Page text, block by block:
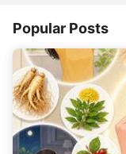
Popular Posts